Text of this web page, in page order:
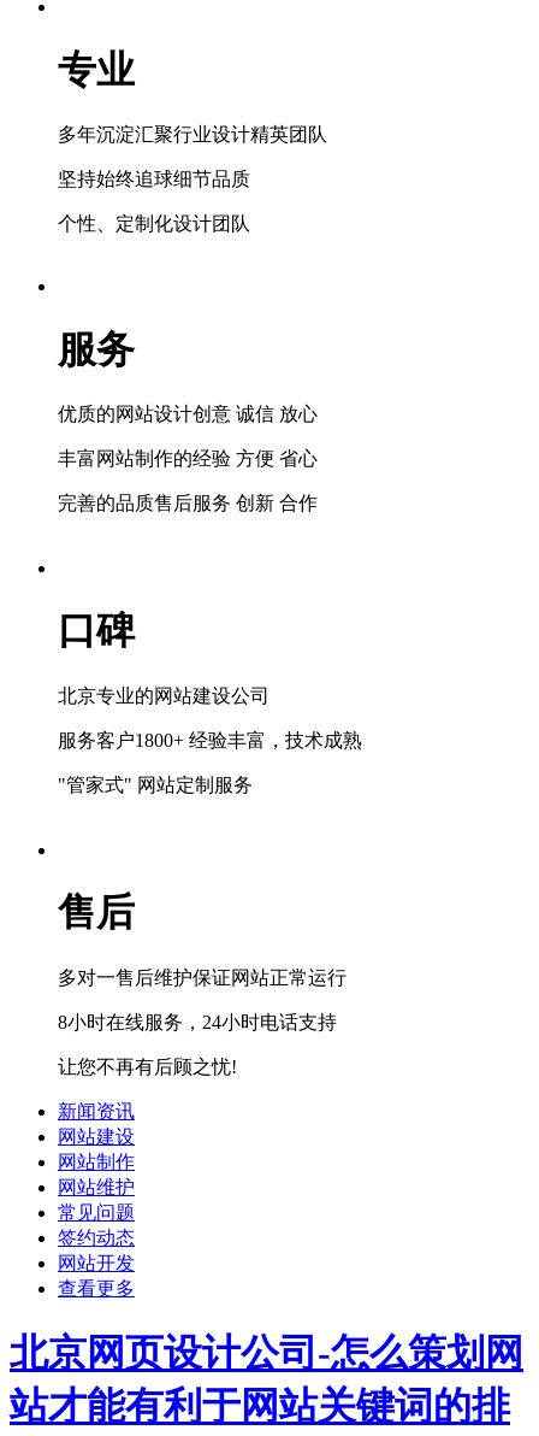
专业
多年沉淀汇聚行业设计精英团队
坚持始终追球细节品质
个性、定制化设计团队
服务
优质的网站设计创意 诚信 放心
丰富网站制作的经验 方便 省心
完善的品质售后服务 创新 合作
口碑
北京专业的网站建设公司
服务客户1800+ 经验丰富，技术成熟
"管家式" 网站定制服务
售后
多对一售后维护保证网站正常运行
8小时在线服务，24小时电话支持
让您不再有后顾之忧!
新闻资讯
网站建设
网站制作
网站维护
常见问题
签约动态
网站开发
查看更多
北京网页设计公司-怎么策划网
站才能有利于网站关键词的排